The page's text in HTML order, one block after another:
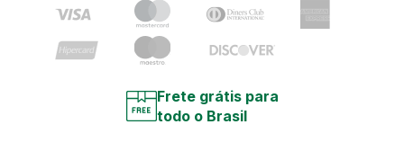
Frete grátis para
todo o Brasil